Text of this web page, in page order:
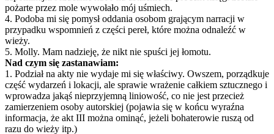
pożarte przez mole wywołało mój uśmiech.
4. Podoba mi się pomysł oddania osobom grającym narracji w
przypadku wspomnień z części pereł, które można odnaleźć w
wieży.
5. Molly. Mam nadzieję, że nikt nie spuści jej łomotu.
Nad czym się zastanawiam:
1. Podział na akty nie wydaje mi się właściwy. Owszem, porządkuje
część wydarzeń i lokacji, ale sprawie wrażenie całkiem sztucznego i
wprowadza jakąś nieprzyjemną liniowość, co nie jest przecież
zamierzeniem osoby autorskiej (pojawia się w końcu wyraźna
informacja, że akt III można ominąć, jeżeli bohaterowie ruszą od
razu do wieży itp.)